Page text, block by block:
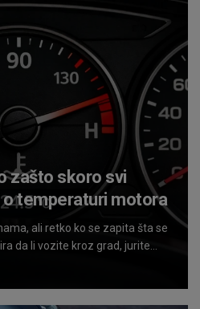
zašto skoro svi
o temperaturi motora
ali retko ko se zapita šta se
da li vozite kroz grad, jurite
uzbrdo, kazaljka